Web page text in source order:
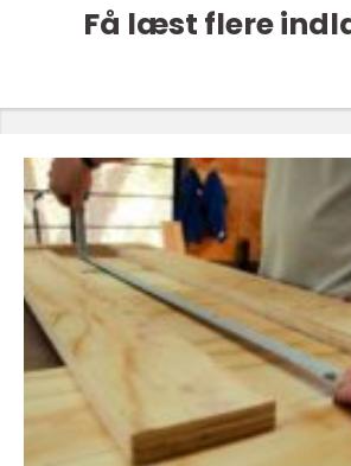
Få læst flere